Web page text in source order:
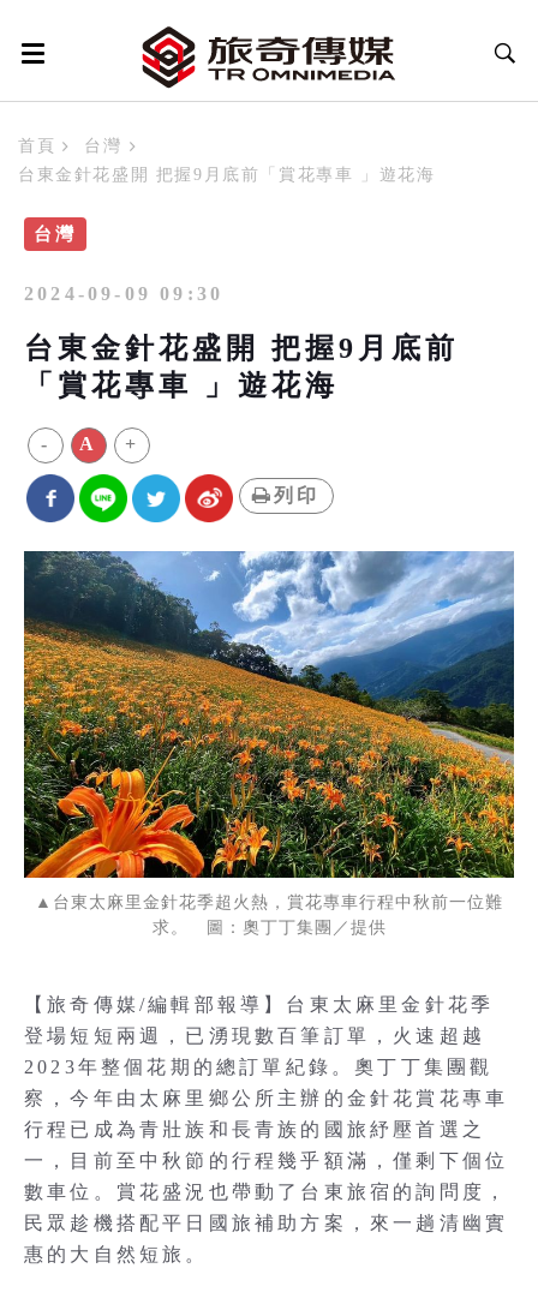
首頁
台灣
台東金針花盛開 把握9月底前「賞花專車 」遊花海
台灣
2024-09-09 09:30
台東金針花盛開 把握9月底前
「賞花專車 」遊花海
- A +
列印
▲台東太麻里金針花季超火熱，賞花專車行程中秋前一位難
求。 圖：奧丁丁集團／提供
【旅奇傳媒/編輯部報導】台東太麻里金針花季
登場短短兩週，已湧現數百筆訂單，火速超越
2023年整個花期的總訂單紀錄。奧丁丁集團觀
察，今年由太麻里鄉公所主辦的金針花賞花專車
行程已成為青壯族和長青族的國旅紓壓首選之
一，目前至中秋節的行程幾乎額滿，僅剩下個位
數車位。賞花盛況也帶動了台東旅宿的詢問度，
民眾趁機搭配平日國旅補助方案，來一趟清幽實
惠的大自然短旅。